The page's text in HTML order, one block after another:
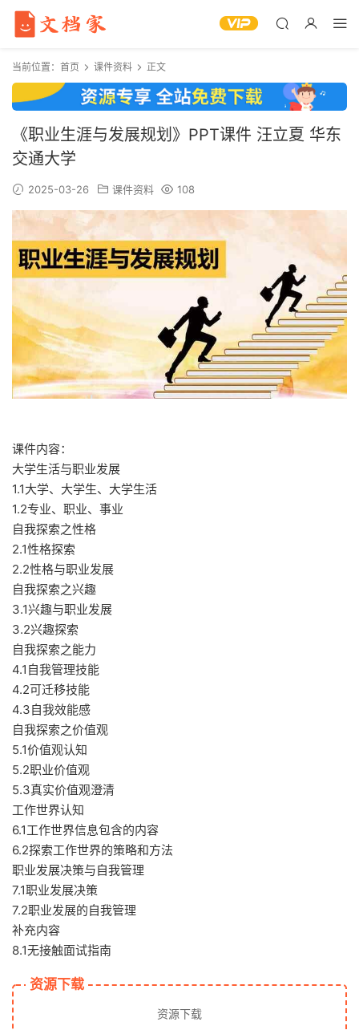
当前位置： 首页 课件资料 正文
《职业生涯与发展规划》PPT课件 汪立夏 华东
交通大学
2025-03-26 课件资料 108
课件内容：
大学生活与职业发展
1.1大学、大学生、大学生活
1.2专业、职业、事业
自我探索之性格
2.1性格探索
2.2性格与职业发展
自我探索之兴趣
3.1兴趣与职业发展
3.2兴趣探索
自我探索之能力
4.1自我管理技能
4.2可迁移技能
4.3自我效能感
自我探索之价值观
5.1价值观认知
5.2职业价值观
5.3真实价值观澄清
工作世界认知
6.1工作世界信息包含的内容
6.2探索工作世界的策略和方法
职业发展决策与自我管理
7.1职业发展决策
7.2职业发展的自我管理
补充内容
8.1无接触面试指南
资源下载
资源下载